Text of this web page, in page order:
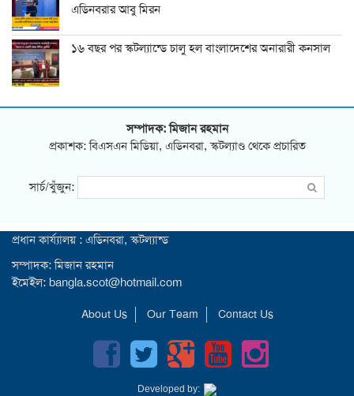
এডিনবরার আবু মিরন
১৬ বছর পর স্কটল্যান্ডে চালু হল বাংলাদেশের অনারারী কনসাল
সম্পাদক: মিজান রহমান
প্রকাশক: বিএসএন মিডিয়া, এডিনবরা, স্কটল্যাণ্ড থেকে প্রচারিত
সার্চ/খুঁজুন:
প্রধান কার্য্যালয় : এডিনবরা, স্কটল্যান্ড
সম্পাদক: মিজান রহমান
ইমেইল: bangla.scot@hotmail.com
About Us Our Team Contact Us
Developed by: